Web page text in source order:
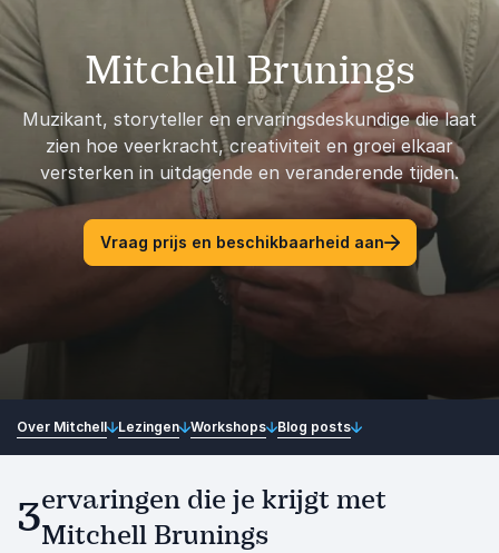
Mitchell Brunings
Muzikant, storyteller en ervaringsdeskundige die laat
zien hoe veerkracht, creativiteit en groei elkaar
versterken in uitdagende en veranderende tijden.
Vraag prijs en beschikbaarheid aan
Over Mitchell Lezingen Workshops Blog posts
3ervaringen die je krijgt met
Mitchell Brunings